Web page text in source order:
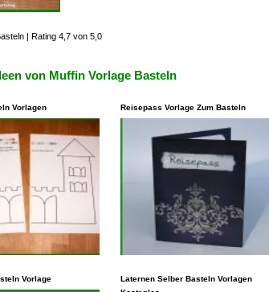
| Rating 4,7 von 5,0
von Muffin Vorlage Basteln
Vorlagen
frei, Vorlagen zu
Reisepass Vorlage Zum Basteln
Ihnen unbewohnt, Vorlagen
Vorlage
Laternen Selber Basteln Vorlagen